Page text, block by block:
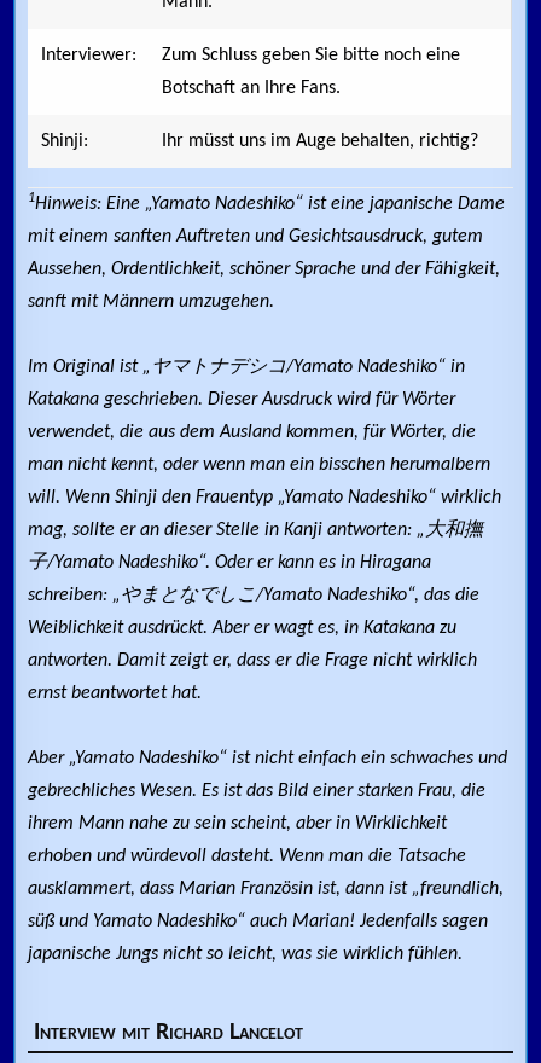
Interviewer:
Zum Schluss geben Sie bitte noch eine
Botschaft an Ihre Fans.
Shinji: Ihr müsst uns im Auge behalten, richtig?
1Hinweis: Eine „Yamato Nadeshiko“ ist eine japanische Dame
mit einem sanften Auftreten und Gesichtsausdruck, gutem
Aussehen, Ordentlichkeit, schöner Sprache und der Fähigkeit,
sanft mit Männern umzugehen.
Im Original ist „ヤマトナデシコ/Yamato Nadeshiko“ in
Katakana geschrieben. Dieser Ausdruck wird für Wörter
verwendet, die aus dem Ausland kommen, für Wörter, die
man nicht kennt, oder wenn man ein bisschen herumalbern
will. Wenn Shinji den Frauentyp „Yamato Nadeshiko“ wirklich
mag, sollte er an dieser Stelle in Kanji antworten: „大和撫
子/Yamato Nadeshiko“. Oder er kann es in Hiragana
schreiben: „やまとなでしこ/Yamato Nadeshiko“, das die
Weiblichkeit ausdrückt. Aber er wagt es, in Katakana zu
antworten. Damit zeigt er, dass er die Frage nicht wirklich
ernst beantwortet hat.
Aber „Yamato Nadeshiko“ ist nicht einfach ein schwaches und
gebrechliches Wesen. Es ist das Bild einer starken Frau, die
ihrem Mann nahe zu sein scheint, aber in Wirklichkeit
erhoben und würdevoll dasteht. Wenn man die Tatsache
ausklammert, dass Marian Französin ist, dann ist „freundlich,
süß und Yamato Nadeshiko“ auch Marian! Jedenfalls sagen
japanische Jungs nicht so leicht, was sie wirklich fühlen.
Interview mit Richard Lancelot